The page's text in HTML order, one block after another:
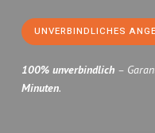
UNVERBINDLICHES
100% unverbindlich –
Minuten.